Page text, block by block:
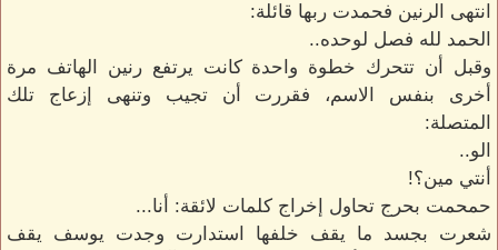
انتهى الرنين فحمدت ربها قائلة:
الحمد لله فصل لوحده..
وقبل أن تتحرك خطوة واحدة كانت يرتفع رنين الهاتف مرة
أخرى بنفس الاسم، فقررت أن تجيب وتنهى إزعاج تلك
المتصلة:
الو..
أنتي مين؟!
حمحمت بحرج تحاول إخراج كلمات لائقة: أنا...
شعرت بجسد ما يقف خلفها استدارت وجدت يوسف يقف